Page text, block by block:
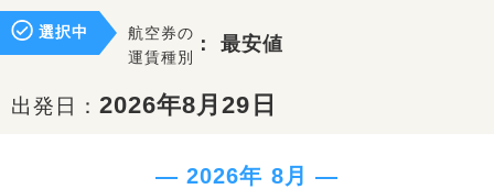
選択中
航空券の
運賃種別
：最安値
出発日： 2026年8月29日
― 2026年 8月 ―